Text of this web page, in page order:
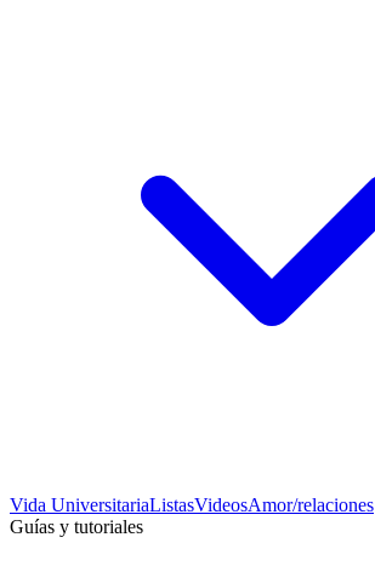
Vida UniversitariaListasVideosAmor/relaciones
Guías y tutoriales